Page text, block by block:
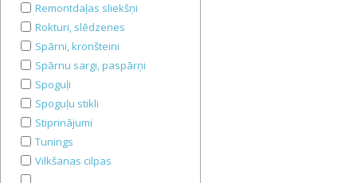
Remontdaļas sliekšņi
Rokturi, slēdzenes
Spārni, kronšteini
Spārnu sargi, paspārņi
Spoguļi
Spoguļu stikli
Stiprinājumi
Tunings
Vilkšanas cilpas